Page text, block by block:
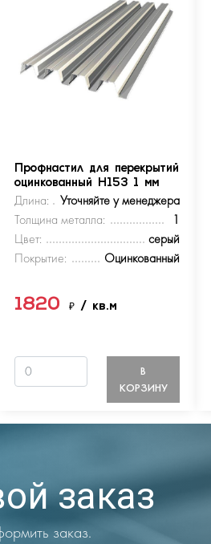
Профнастил для перекрытий
оцинкованный Н153 1 мм
Длина:
Уточняйте у менеджера
Толщина металла:
1
Цвет:
серый
Покрытие:
Оцинкованный
1820₽/ кв.м
В
КОРЗИНУ
заказ
заказ.